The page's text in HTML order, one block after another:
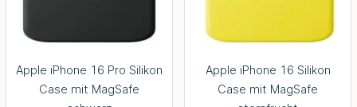
Apple iPhone 16 Pro Silikon
Case mit MagSafe
Apple iPhone 16 Silikon
Case mit MagSafe